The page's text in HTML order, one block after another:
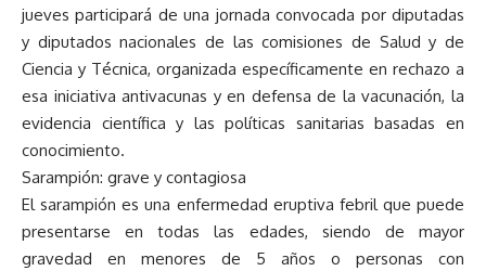
jueves participará de una jornada convocada por diputadas
y diputados nacionales de las comisiones de Salud y de
Ciencia y Técnica, organizada específicamente en rechazo a
esa iniciativa antivacunas y en defensa de la vacunación, la
evidencia científica y las políticas sanitarias basadas en
conocimiento.
Sarampión: grave y contagiosa
El sarampión es una enfermedad eruptiva febril que puede
presentarse en todas las edades, siendo de mayor
gravedad en menores de 5 años o personas con